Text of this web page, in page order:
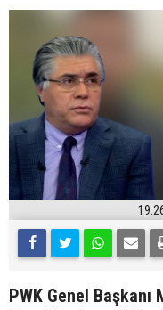
PWK Genel